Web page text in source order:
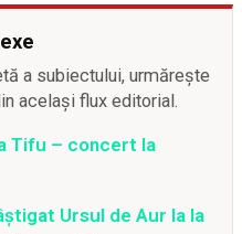
a subiectului, urmărește
același flux editorial.
Tifu – concert la
Ursul de Aur la la